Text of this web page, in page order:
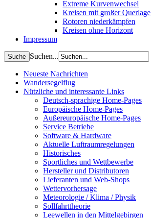
Extreme Kurvenwechsel
Kreisen mit großer Querlage
Rotoren niederkämpfen
Kreisen ohne Horizont
Impressum
Suchen...
Neueste Nachrichten
Wandersegelflug
Nützliche und interessante Links
Deutsch-sprachige Home-Pages
Europäische Home-Pages
Außereuropäische Home-Pages
Service Betriebe
Software & Hardware
Aktuelle Luftraumregelungen
Historisches
Sportliches und Wettbewerbe
Hersteller und Distributoren
Lieferanten und Web-Shops
Wettervorhersage
Meteorologie / Klima / Physik
Sollfahrttheorie
Leewellen in den Mittelgebirgen